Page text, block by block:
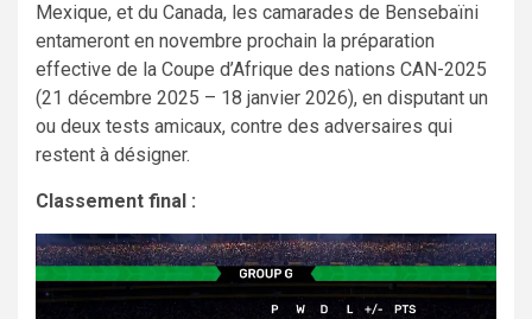
Mexique, et du Canada, les camarades de Bensebaïni
entameront en novembre prochain la préparation
effective de la Coupe d’Afrique des nations CAN-2025
(21 décembre 2025 – 18 janvier 2026), en disputant un
ou deux tests amicaux, contre des adversaires qui
restent à désigner.
Classement final :